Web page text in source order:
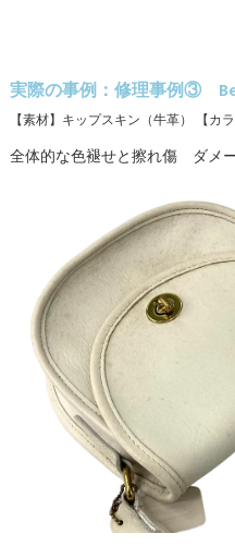
実際の事例：修理事例③
【素材】キップスキン（牛革） 【カ
全体的な色褪せと擦れ傷 ダメ